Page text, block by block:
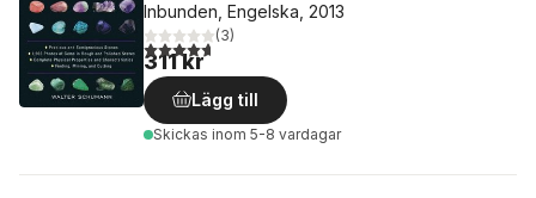
Inbunden, Engelska, 2013
4,7utav 5 stjärnor. Totalt antal röster:
(3)
311 kr
Lägg till
Skickas inom 5-8 vardagar